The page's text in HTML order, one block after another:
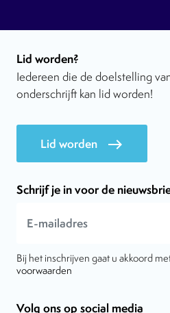
Lid worden?
Iedereen die de doelstelling
onderschrijft kan lid worden!
Lid worden east
Schrijf je in voor de
Bij het inschrijven gaat u akkoord
voorwaarden
Volg ons op social media